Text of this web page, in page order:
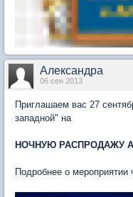
Александра
06 сен 2013
Приглашаем вас 27
западной" на
НОЧНУЮ РАСПРОДАЖУ
Подробнее о мероприятии